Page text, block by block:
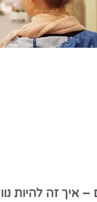
– איך זה להיות